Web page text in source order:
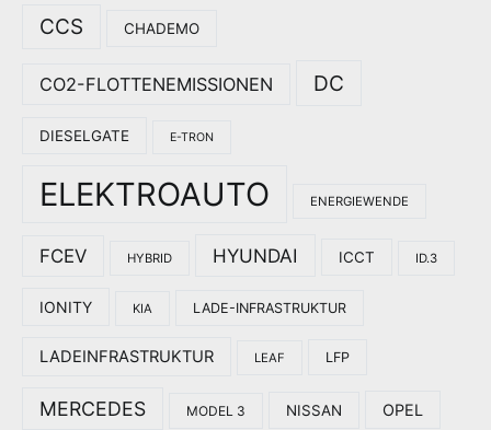
CCS CHADEMO
CO2-FLOTTENEMISSIONEN DC
DIESELGATE E-TRON
ELEKTROAUTO ENERGIEWENDE
FCEV HYBRID HYUNDAI ICCT ID.3
IONITY KIA LADE-INFRASTRUKTUR
LADEINFRASTRUKTUR LEAF LFP
MERCEDES MODEL 3 NISSAN OPEL